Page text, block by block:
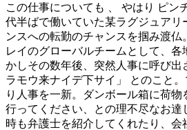
この仕事についても 、 やはり ピン
代半ばで働いていた某ラグジュアリ
ンスへの転勤のチャンスを掴み渡
レイのグローバルチームとして、各
かしその数年後、突然人事に呼び出
ラモウ来ナイデ下サイ」 とのこと
り人事を一新。ダンボール箱に荷物
行ってください、との理不尽なお達
時も弁護士を紹介してくれたり、